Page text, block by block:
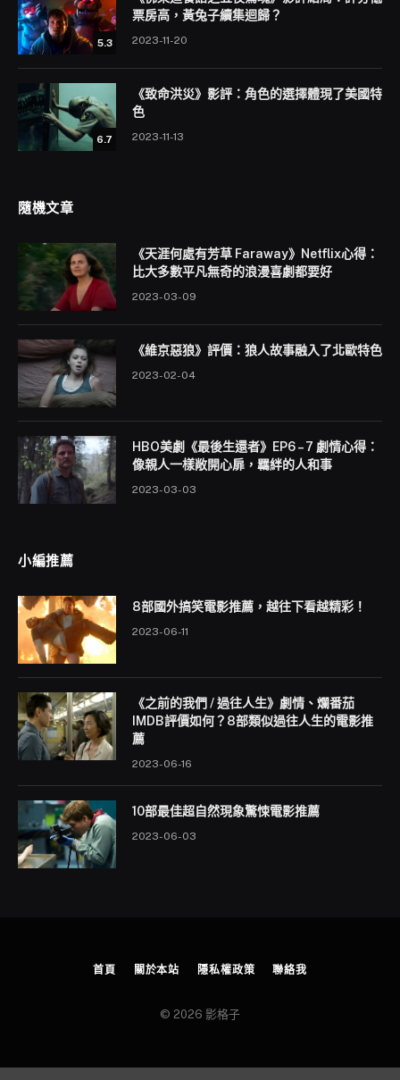
5.3
票房高，黃兔子續集迴歸？
2023-11-20
6.7
《致命洪災》影評：角色的選擇體現了美國特
色
2023-11-13
隨機文章
《天涯何處有芳草 Faraway》Netflix心得：
比大多數平凡無奇的浪漫喜劇都要好
2023-03-09
《維京惡狼》評價：狼人故事融入了北歐特色
2023-02-04
HBO美劇《最後生還者》EP6 – 7 劇情心得：
像親人一樣敞開心扉，羈絆的人和事
2023-03-03
小編推薦
8部國外搞笑電影推薦，越往下看越精彩！
2023-06-11
《之前的我們 / 過往人生》劇情、爛番茄
IMDB評價如何？8部類似過往人生的電影推
薦
2023-06-16
10部最佳超自然現象驚悚電影推薦
2023-06-03
首頁 關於本站 隱私權政策 聯絡我
© 2026 影格子